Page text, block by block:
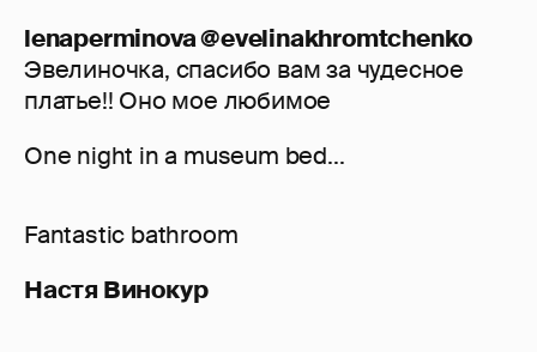
lenaperminova @evelinakhromtchenko
Эвелиночка, спасибо вам за чудесное
платье!! Оно мое любимое
One night in a museum bed...
Fantastic bathroom
Настя Винокур